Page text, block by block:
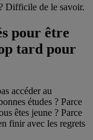
Difficile de le savoir.
pour être
tard pour
accéder au
études ? Parce
êtes jeune ? Parce
finir avec les regrets